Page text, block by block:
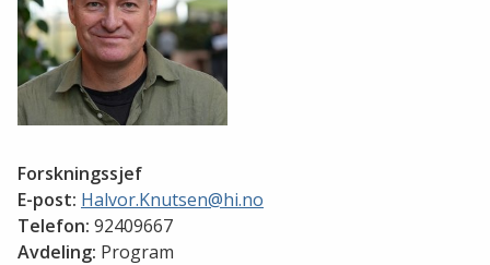
Forskningssjef
E-post: Halvor.Knutsen@hi.no
Telefon: 92409667
Avdeling: Program